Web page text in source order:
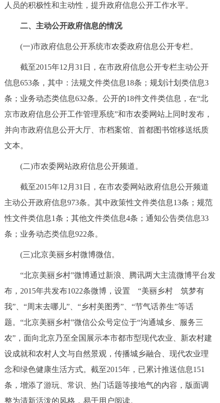
人员的积极性和主动性，提升政府信息公开工作水平。
二、主动公开政府信息的情况
(一)市政府信息公开系统市农委政府信息公开专栏。
截至2015年12月31日，在市政府信息公开专栏主动公开
信息653条，其中：法规文件类信息18条；规划计划类信息3
条；业务动态类信息632条。公开的18件文件类信息，在“北
京市政府信息公开工作管理系统”和市农委网站上同时发布，
并向市政府信息公开大厅、市档案馆、首都图书馆移送纸质
文本。
(二)市农委网站政府信息公开频道。
截至2015年12月31日，在市农委网站政府信息公开频道
主动公开政府信息973条。其中政策性文件类信息13条；规范
性文件类信息1条；其他文件类信息4条；通知公告类信息33
条；业务动态类信息922条。
(三)北京美丽乡村微博微信。
“北京美丽乡村”微博通过新浪、腾讯两大主流微博平台发
布，2015年共发布1022条微博，设置 “美丽乡村 筑梦有
我”、“周末去哪儿”、“乡村美图秀”、“节气话养生”等话
题。“北京美丽乡村”微信公众号定位于“沟通城乡、服务三
农”，面向北京乃至全国展示本市都市型现代农业、新农村建
设成就和农村人文与自然景观，传播城乡融合、现代农业理
念和绿色健康生活方式。截至2015年，已累计推送信息151
条，增添了游玩、常识、热门话题等接地气的内容，版面调
整为清新活泼的风格，易于用户阅读。